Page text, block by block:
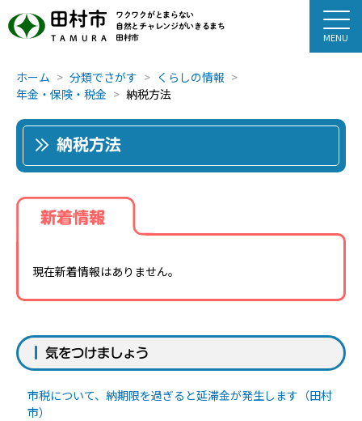
田村市
TAMURA
ワクワクがとまらない
自然とチャレンジがいきるまち
田村市
ホーム 分類でさがす
くらしの情報
年金・保険・税金
納税方法
納税方法
新着情報
現在新着情報はありません。
気をつけましょう
市税について、納期限を過ぎると延滞金が発生します（田村
市）